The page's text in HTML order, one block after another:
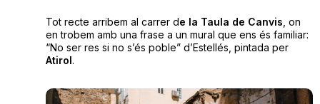
Tot recte arribem al carrer de la Taula de Canvis , on
en trobem amb una frase a un mural que ens és familiar:
“No ser res si no s’és poble” d’Estellés, pintada per
Atirol.